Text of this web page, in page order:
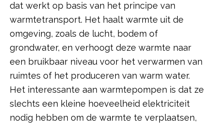
dat werkt op basis van het principe van
warmtetransport. Het haalt warmte uit de
omgeving, zoals de lucht, bodem of
grondwater, en verhoogt deze warmte naar
een bruikbaar niveau voor het verwarmen van
ruimtes of het produceren van warm water.
Het interessante aan warmtepompen is dat ze
slechts een kleine hoeveelheid elektriciteit
nodig hebben om de warmte te verplaatsen,